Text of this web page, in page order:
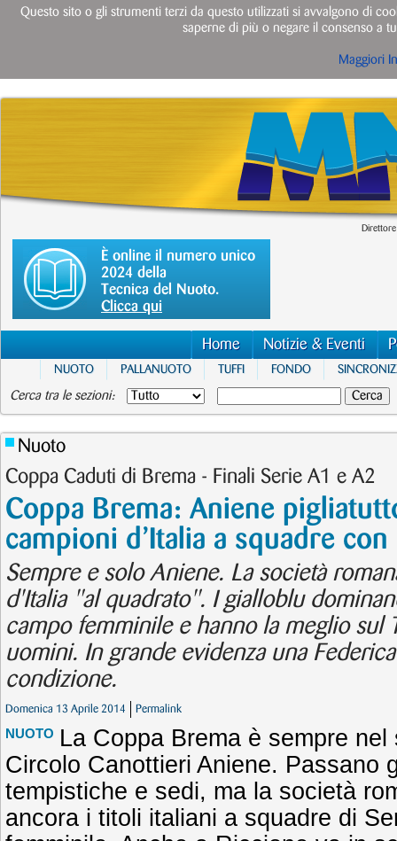
È online il numero unico
2024 della
Tecnica del Nuoto.
Clicca qui
Home Notizie & Eventi
NUOTO PALLANUOTO TUFFI FONDO
Cerca tra le sezioni:
Nuoto
Coppa Caduti di Brema - Finali Serie A1 e A2
Coppa Brema: Aniene
campioni d’Italia a squadre
Sempre e solo Aniene. La società
d'Italia "al quadrato". I gialloblu
campo femminile e hanno la meglio sul
uomini. In grande evidenza una
condizione.
Domenica 13 Aprile 2014 Permalink
NUOTO La Coppa Brema è sempre nel
Circolo Canottieri Aniene. Passano
tempistiche e sedi, ma la società
ancora i titoli italiani a squadre di
Questo sito o gli strumenti terzi da questo utilizzati si avvalgono di
saperne di più o negare il consenso a
Maggiori